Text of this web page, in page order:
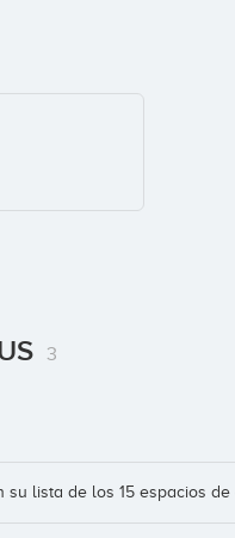
3
su lista de los 15 espacios